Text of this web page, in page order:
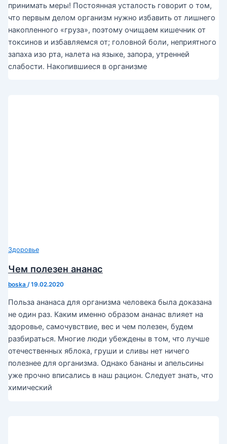
принимать меры! Постоянная усталость говорит о том,
что первым делом организм нужно избавить от лишнего
накопленного «груза», поэтому очищаем кишечник от
токсинов и избавляемся от; головной боли, неприятного
запаха изо рта, налета на языке, запора, утренней
слабости. Накопившиеся в организме
Здоровье
Чем полезен ананас
boska /19.02.2020
Польза ананаса для организма человека была доказана
не один раз. Каким именно образом ананас влияет на
здоровье, самочувствие, вес и чем полезен, будем
разбираться. Многие люди убеждены в том, что лучше
отечественных яблока, груши и сливы нет ничего
полезнее для организма. Однако бананы и апельсины
уже прочно вписались в наш рацион. Следует знать, что
химический